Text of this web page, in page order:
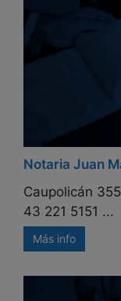
Notaria Juan
Caupolicán
43 221 5151 ...
Más info